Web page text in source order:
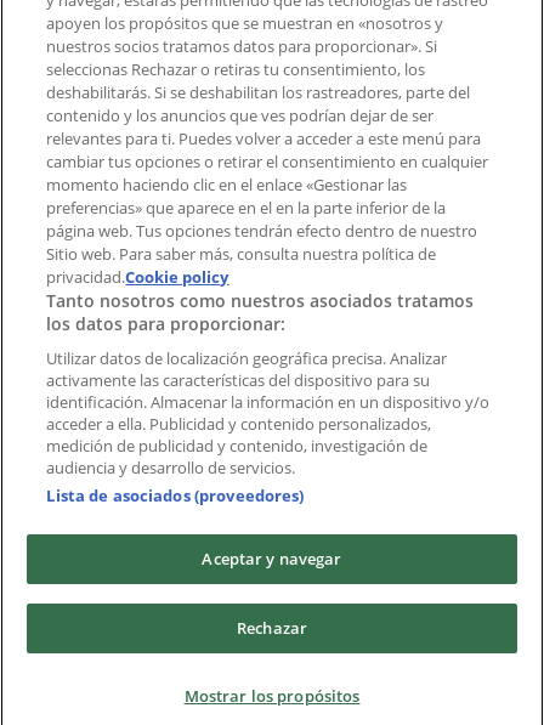
Notificar un folleto
¿Encontraste un problema en la web o en la
aplicación?
Índices
Marcas
Marcas locales
Negocios
Negocios cercanos
Productos
Productos locales
Ciudades
Descargar la APP Tiendeo
Copyright © Tiendeo ® 2026 · Shopfully Marketing S.L.U. –
Términos y condicionesPolítica de privacidad
apoyen los propósitos que se muestran en «nosotros y
nuestros socios tratamos datos para proporcionar». Si
seleccionas Rechazar o retiras tu consentimiento, los
deshabilitarás. Si se deshabilitan los rastreadores, parte del
contenido y los anuncios que ves podrían dejar de ser
relevantes para ti. Puedes volver a acceder a este menú para
cambiar tus opciones o retirar el consentimiento en cualquier
momento haciendo clic en el enlace «Gestionar las
preferencias» que aparece en el en la parte inferior de la
página web. Tus opciones tendrán efecto dentro de nuestro
Sitio web. Para saber más, consulta nuestra política de
privacidad.Cookie policy
Tanto nosotros como nuestros asociados tratamos
los datos para proporcionar:
Utilizar datos de localización geográfica precisa. Analizar
activamente las características del dispositivo para su
identificación. Almacenar la información en un dispositivo y/o
acceder a ella. Publicidad y contenido personalizados,
medición de publicidad y contenido, investigación de
audiencia y desarrollo de servicios.
Lista de asociados (proveedores)
Aceptar y navegar
Rechazar
Mostrar los propósitos